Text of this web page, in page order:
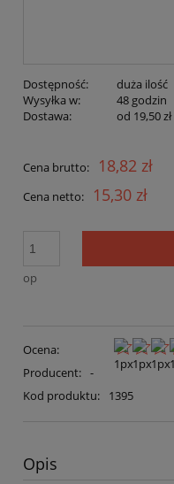
Dostępność:
duża ilość
Wysyłka w:
48 godzin
Dostawa:
od 19,50 zł
Cena nie zawiera
Cena brutto: 18,82 zł
Cena netto: 15,30 zł
op
Ocena:
Producent: -
Kod produktu:
1395
Opis